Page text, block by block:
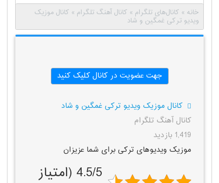
خانه » کانال‌های تلگرام » کانال آهنگ تلگرام » کانال موزیک
ویدیو ترکی غمگین و شاد
جهت عضویت در کانال کلیک کنید
کانال موزیک ویدیو ترکی غمگین و شاد
کانال آهنگ تلگرام
1,419 بازدید
موزیک ویدیوهای ترکی برای شما عزیزان
4.5/5 (امتیاز